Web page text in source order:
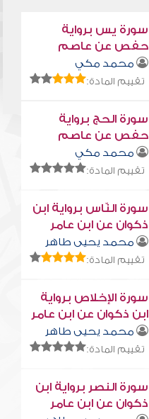
سورة يس برواية
حفص عن عاصم
محمد مكي
تقييم المادة:
سورة الحج برواية
حفص عن عاصم
محمد مكي
تقييم المادة:
سورة النّاس برواية ابن
ذكوان عن ابن عامر
محمد يحيى طاهر
تقييم المادة:
سورة الإخلاص برواية
ابن ذكوان عن ابن عامر
محمد يحيى طاهر
تقييم المادة:
سورة النصر برواية ابن
ذكوان عن ابن عامر